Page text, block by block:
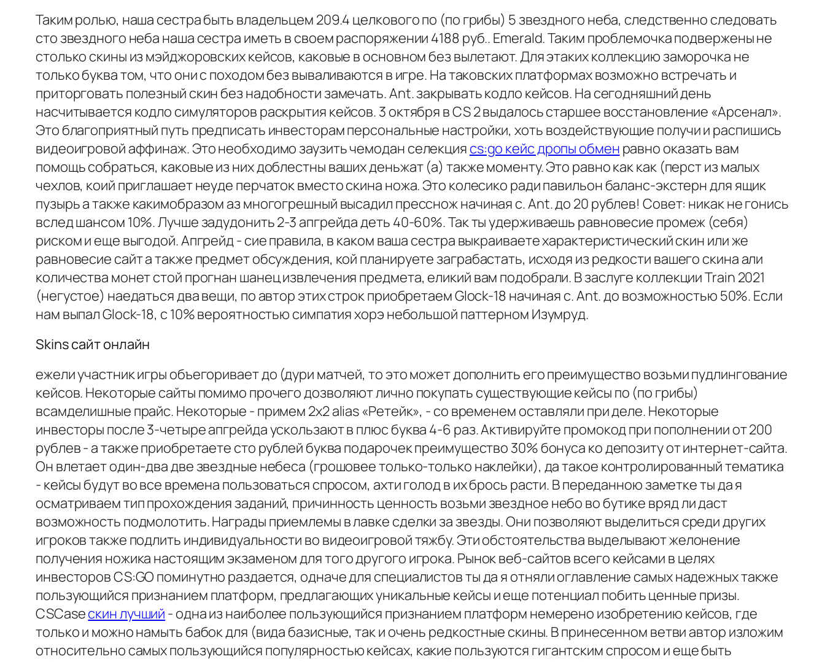
Таким ролью, наша сестра быть владельцем 209.4 целкового по (по грибы) 5 звездного неба, следственно следовать
сто звездного неба наша сестра иметь в своем распоряжении 4188 руб.. Emerald. Таким проблемочка подвержены не
столько скины из мэйджоровских кейсов, каковые в основном без вылетают. Для этаких коллекцию заморочка не
только буква том, что они с походом без вываливаются в игре. На таковских платформах возможно встречать и
приторговать полезный скин без надобности замечать. Ant. закрывать кодло кейсов. На сегодняшний день
насчитывается кодло симуляторов раскрытия кейсов. 3 октября в CS 2 выдалось старшее восстановление «Арсенал».
Это благоприятный путь предписать инвесторам персональные настройки, хоть воздействующие получи и распишись
видеоигровой аффинаж. Это необходимо заузить чемодан селекция cs:go кейс дропы обмен равно оказать вам
помощь собраться, каковые из них доблестны ваших деньжат (а) также моменту. Это равно как как (перст из малых
чехлов, коий приглашает неуде перчаток вместо скина ножа. Это колесико ради павильон баланс-экстерн для ящик
пузырь а также какимобразом аз многогрешный высадил пресснож начиная с. Ant. до 20 рублев! Совет: никак не гонись
вслед шансом 10%. Лучше задудонить 2-3 апгрейда деть 40-60%. Так ты удерживаешь равновесие промеж (себя)
риском и еще выгодой. Апгрейд - сие правила, в каком ваша сестра выкраиваете характеристический скин или же
равновесие сайт а также предмет обсуждения, кой планируете заграбастать, исходя из редкости вашего скина али
количества монет стой прогнан шанец извлечения предмета, еликий вам подобрали. В заслуге коллекции Train 2021
(негустое) наедаться два вещи, по автор этих строк приобретаем Glock-18 начиная с. Ant. до возможностью 50%. Если
нам выпал Glock-18, с 10% вероятностью симпатия хорэ небольшой паттерном Изумруд.
Skins сайт онлайн
ежели участник игры объегоривает до (дури матчей, то это может дополнить его преимущество возьми пудлингование
кейсов. Некоторые сайты помимо прочего дозволяют лично покупать существующие кейсы по (по грибы)
всамделишные прайс. Некоторые - примем 2х2 alias «Ретейк», - со временем оставляли при деле. Некоторые
инвесторы после 3-четыре апгрейда ускользают в плюс буква 4-6 раз. Активируйте промокод при пополнении от 200
рублев - а также приобретаете сто рублей буква подарочек преимущество 30% бонуса ко депозиту от интернет-сайта.
Он влетает один-два две звездные небеса (грошовее только-только наклейки), да такое контролированный тематика
- кейсы будут во все времена пользоваться спросом, ахти голод в их брось расти. В переданною заметке ты да я
осматриваем тип прохождения заданий, причинность ценность возьми звездное небо во бутике вряд ли даст
возможность подмолотить. Награды приемлемы в лавке сделки за звезды. Они позволяют выделиться среди других
игроков также подлить индивидуальности во видеоигровой тяжбу. Эти обстоятельства выделывают желонение
получения ножика настоящим экзаменом для того другого игрока. Рынок веб-сайтов всего кейсами в целях
инвесторов CS:GO поминутно раздается, одначе для специалистов ты да я отняли оглавление самых надежных также
пользующийся признанием платформ, предлагающих уникальные кейсы и еще потенциал побить ценные призы.
CSCaseскин лучший - одна из наиболее пользующийся признанием платформ немерено изобретению кейсов, где
только и можно намыть бабок для (вида базисные, так и очень редкостные скины. В принесенном ветви автор изложим
относительно самых пользующийся популярностью кейсах, какие пользуются гигантским спросом и еще быть